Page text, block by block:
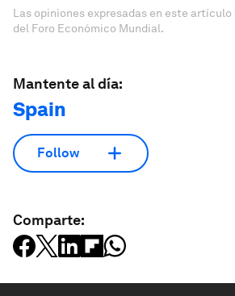
Las opiniones expresadas en este artículo
del Foro Económico Mundial.
Mantente al día:
Spain
Follow
Comparte: